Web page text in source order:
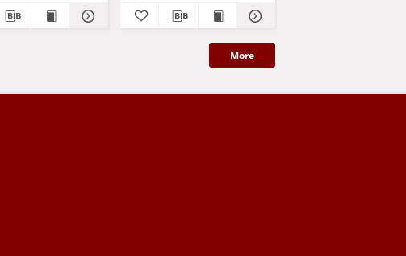
More